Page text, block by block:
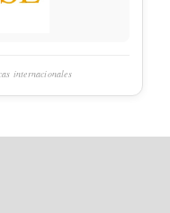
internacionales